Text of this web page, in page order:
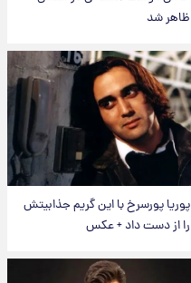
ظاهر شد
پوریا پورسرخ با این گریم جذابیتش
را از دست داد + عکس